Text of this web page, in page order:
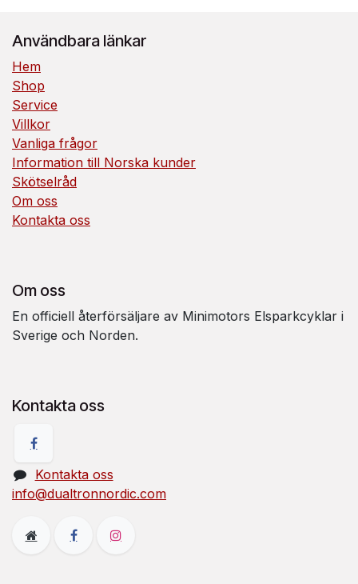
Användbara länkar
Hem
Shop
Service
Villkor
Vanliga frågor
Information till Norska kunder
Skötselråd
Om oss
Kontakta oss
Om oss
En officiell återförsäljare av Minimotors Elsparkcyklar i
Sverige och Norden.
Kontakta oss
Kontakta oss
info@dualtronnordic.com